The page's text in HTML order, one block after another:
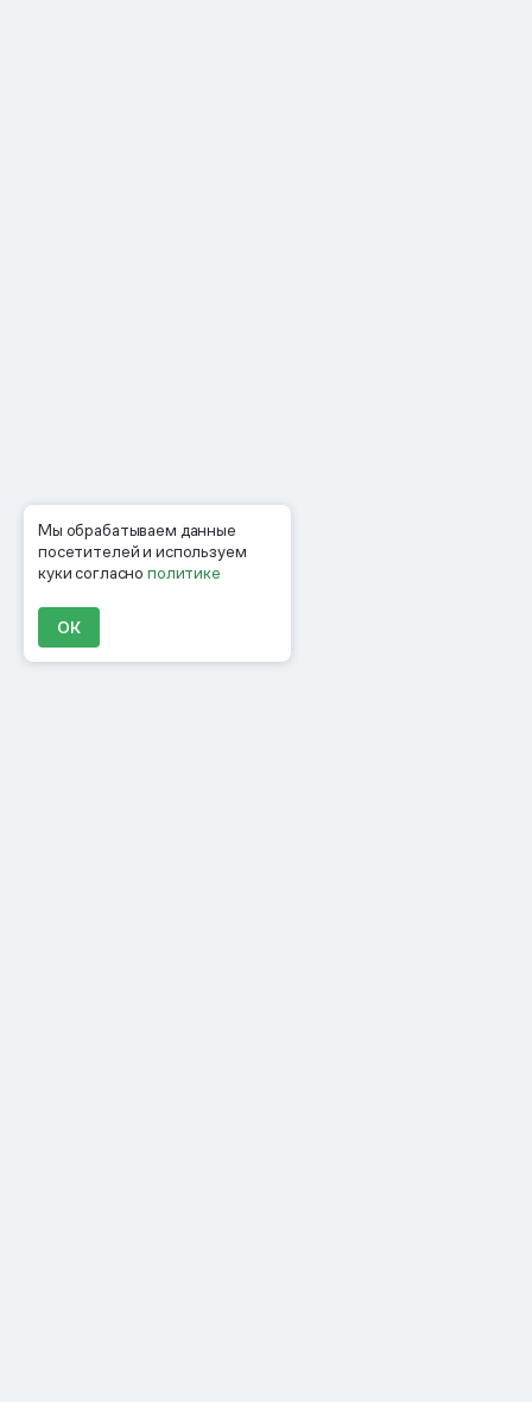
Мы обрабатываем данные
посетителей и используем
куки согласнополитике
ОК